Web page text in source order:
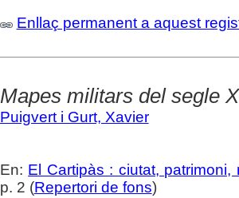
Enllaç permanent a aquest
Mapes militars del segle
Puigvert i Gurt, Xavier
En: El Cartipàs : ciutat, patrimoni,
p. 2 (Repertori de fons)